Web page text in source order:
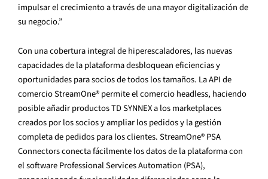
impulsar el crecimiento a través de una mayor digitalización de
su negocio.”
Con una cobertura integral de hiperescaladores, las nuevas
capacidades de la plataforma desbloquean eficiencias y
oportunidades para socios de todos los tamaños. La API de
comercio StreamOne® permite el comercio headless, haciendo
posible añadir productos TD SYNNEX a los marketplaces
creados por los socios y ampliar los pedidos y la gestión
completa de pedidos para los clientes. StreamOne® PSA
Connectors conecta fácilmente los datos de la plataforma con
el software Professional Services Automation (PSA),